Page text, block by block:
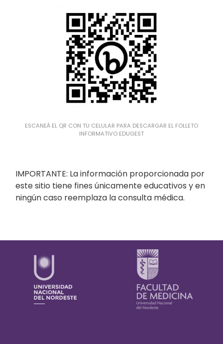
ESCANEÁ EL QR CON TU CELULAR PARA DESCARGAR EL FOLLETO
INFORMATIVO EDUGEST
IMPORTANTE: La información proporcionada por
este sitio tiene fines únicamente educativos y en
ningún caso reemplaza la consulta médica.